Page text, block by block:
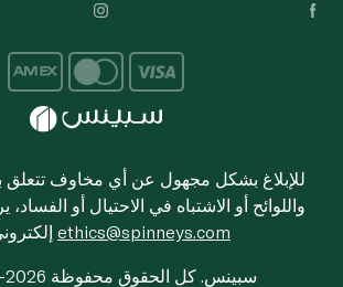
للإبلاغ بشكل مجهول عن أي مخاوف تتعلق
واللوائح أو الاشتباه في الاحتيال أو
ethics@spinneys.com
© 2020-2026 سبينس. كل الحقوق محفوظة